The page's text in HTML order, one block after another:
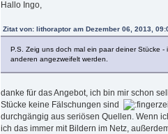
Hallo Ingo,
Zitat von: lithoraptor am Dezember 06, 2013,
P.S. Zeig uns doch mal ein paar deiner Stücke -
anderen angezweifelt werden.
danke für das Angebot, ich bin mir schon
Stücke keine Fälschungen sind
durchgängig aus seriösen Quellen. Wenn
ich das immer mit Bildern im Netz,